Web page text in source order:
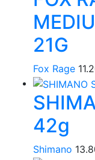
21G
Fox Rage
42g
Shimano